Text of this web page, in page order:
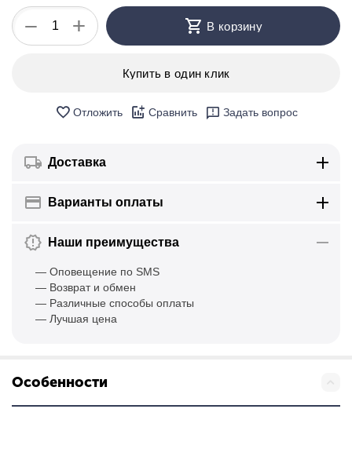
+
− В корзину
Купить в один клик
Отложить Сравнить Задать вопрос
Доставка
Варианты оплаты
Наши преимущества
— Оповещение по SMS
— Возврат и обмен
— Различные способы оплаты
— Лучшая цена
Особенности